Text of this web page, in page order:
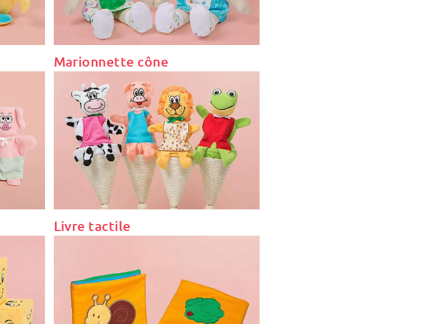
Marionnette cône
Livre tactile